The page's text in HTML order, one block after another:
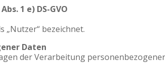
1 e) DS-GVO
„Nutzer“ bezeichnet.
Daten
der Verarbeitung